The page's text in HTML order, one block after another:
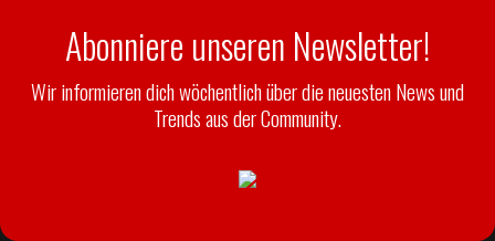
Abonniere unseren Newsletter!
Wir informieren dich wöchentlich über die neuesten News und
Trends aus der Community.